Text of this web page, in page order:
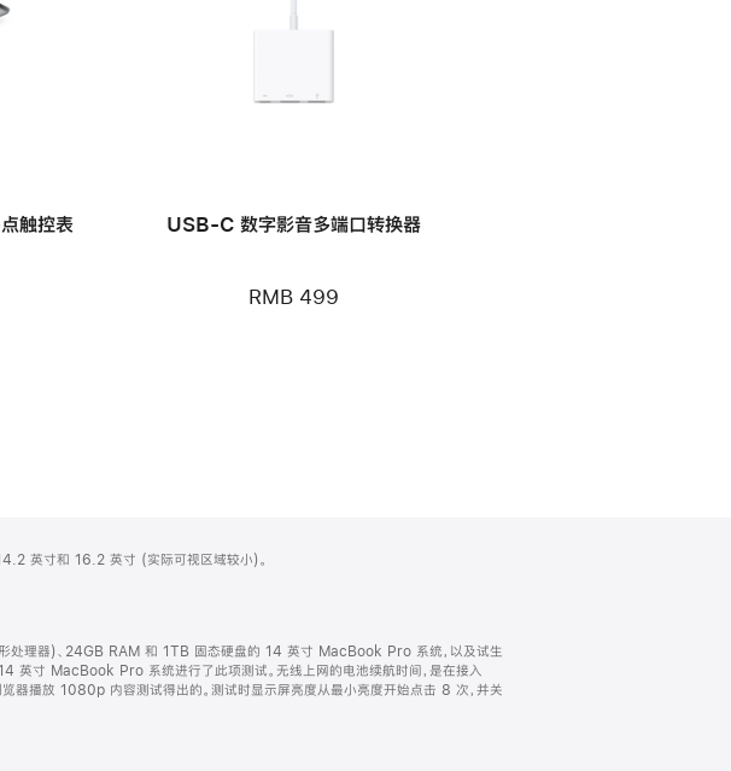
触控表
USB-C 数字影音多端口转换器
RMB 499
英寸和 16.2 英寸 (实际可视区域较小)。
器)、24GB RAM 和 1TB 固态硬盘的 14 英寸 MacBook Pro 系统，以及试生
寸 MacBook Pro 系统进行了此项测试。无线上网的电池续航时间，是在接入
播放 1080p 内容测试得出的。测试时显示屏亮度从最小亮度开始点击 8 次，并关